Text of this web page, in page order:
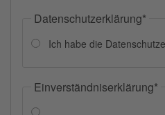
Datenschutzerklärung*
Ich habe die
Einverständniserklärung*